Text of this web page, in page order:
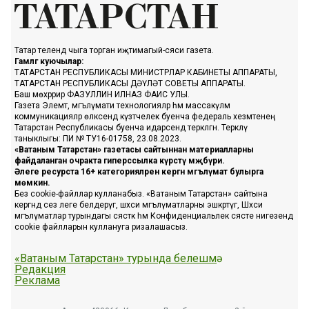
Татар телендә чыга торган иҗтимагый-сәяси газета.
Гамәлгә куючылар:
ТАТАРСТАН РЕСПУБЛИКАСЫ МИНИСТРЛАР КАБИНЕТЫ АППАРАТЫ,
ТАТАРСТАН РЕСПУБЛИКАСЫ ДӘҮЛӘТ СОВЕТЫ АППАРАТЫ.
Баш мөхәррир ФАЗУЛЛИН ИЛНАЗ ФАИС УЛЫ.
Газета Элемтә, мәгълүмати технологияләр һәм массакүләм
коммуникацияләр өлкәсендә күзәтчелек буенча федераль хезмәтенең
Татарстан Республикасы буенча идарәсендә теркәлгән. Теркәлү
таныклыгы: ПИ № ТУ16-01758, 23.08.2023.
«Ватаным Татарстан» газетасы сайтыннан материалларны
файдаланган очракта гиперссылка күрсәтү мәҗбүри.
Әлеге ресурста 16+ категорияләренә кергән мәгълүмат булырга
мөмкин.
Без cookie-файллар кулланабыз. «Ватаным Татарстан» сайтына
кергәндә сез әлеге белдерүгә, шәхси мәгълүматларны эшкәртүгә, Шәхси
мәгълүматлар турындагы сәясәткә һәм Конфиденциальлек сәясәте нигезендә
cookie файлларын куллануга ризалашасыз.
«Ватаным Татарстан» турында белешмә
Редакция
Реклама